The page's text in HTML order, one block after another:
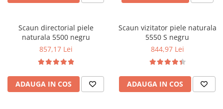
Scaun directorial piele
naturala 5500 negru
857,17 Lei
ADAUGA IN COS
Scaun vizitator piele naturala
5550 S negru
844,97 Lei
ADAUGA IN COS